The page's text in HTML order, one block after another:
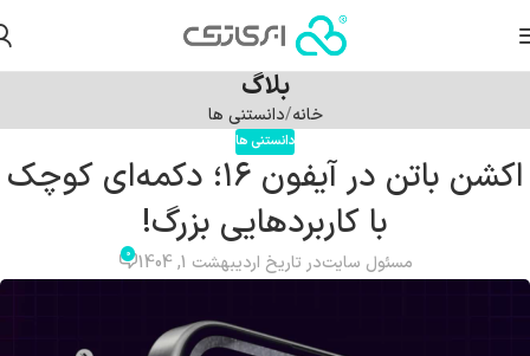
بلاگ
خانه دانستنی ها
دانستنی ها
اکشن باتن در آیفون ۱۶؛ دکمه‌ای کوچک
با کاربردهایی بزرگ!
مسئول سایتدر تاریخ اردیبهشت 1, 1404 0